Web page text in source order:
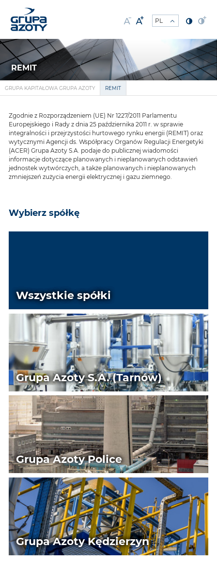
REMIT
GRUPA KAPITAŁOWA GRUPA AZOTY REMIT
Zgodnie z Rozporządzeniem (UE) Nr 1227/2011 Parlamentu
Europejskiego i Rady z dnia 25 października 2011 r. w sprawie
integralności i przejrzystości hurtowego rynku energii (REMIT) oraz
wytycznymi Agencji ds. Współpracy Organów Regulacji Energetyki
(ACER) Grupa Azoty S.A. podaje do publicznej wiadomości
informacje dotyczące planowanych i nieplanowanych odstawień
jednostek wytwórczych, a także planowanych i nieplanowanych
zmniejszeń zużycia energii elektrycznej i gazu ziemnego.
Wybierz spółkę
Wszystkie spółki
Grupa Azoty S.A. (Tarnów)
Grupa Azoty Police
Grupa Azoty Kędzierzyn